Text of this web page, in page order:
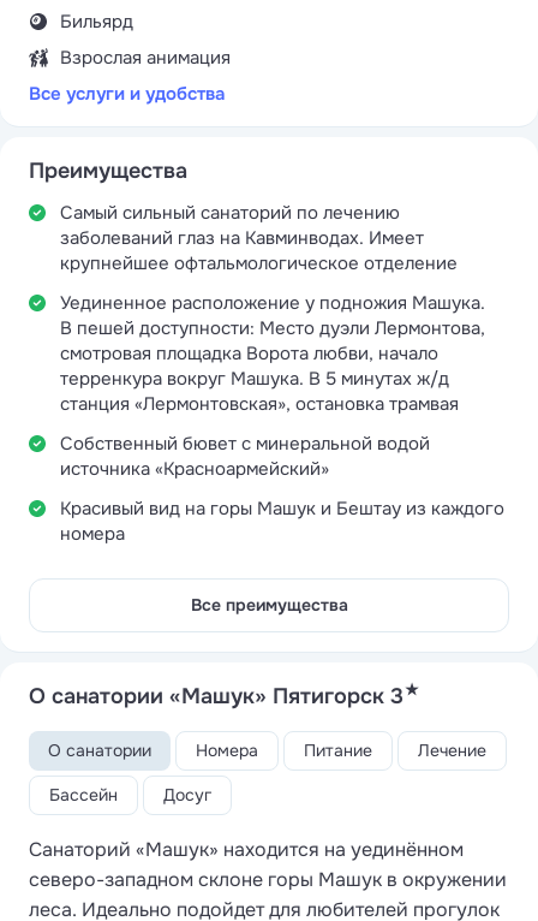
Бильярд
Взрослая анимация
Все услуги и удобства
Преимущества
Самый сильный санаторий по лечению
заболеваний глаз на Кавминводах. Имеет
крупнейшее офтальмологическое отделение
Уединенное расположение у подножия Машука.
В пешей доступности: Место дуэли Лермонтова,
смотровая площадка Ворота любви, начало
терренкура вокруг Машука. В 5 минутах ж/д
станция «Лермонтовская», остановка трамвая
Собственный бювет с минеральной водой
источника «Красноармейский»
Красивый вид на горы Машук и Бештау из каждого
номера
Все преимущества
О санатории «Машук» Пятигорск 3★
О санатории Номера Питание Лечение
Бассейн Досуг
Санаторий «Машук» находится на уединённом
северо-западном склоне горы Машук в окружении
леса. Идеально подойдет для любителей прогулок